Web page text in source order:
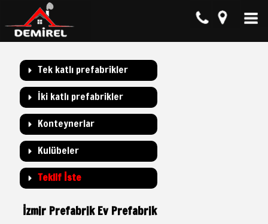
Tek katlı prefabrikler
İki katlı prefabrikler
Konteynerlar
Kulübeler
Teklif İste
İzmir Prefabrik Ev Prefabrik